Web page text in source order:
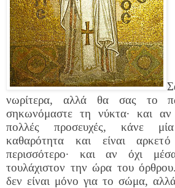
νωρίτερα, αλλά θα σας το
σηκωνόμαστε τη νύκτα∙ και
πολλές προσευχές, κάνε
καθαρότητα και είναι
περισσότερο∙ και αν όχι
τουλάχιστον την ώρα του
δεν είναι μόνο για το σώμα,